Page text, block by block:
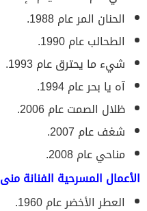
الحنان المر عام 1988.
الطحالب عام 1990.
شيء ما يحترق عام 1993.
آه يا بحر عام 1994.
ظلال الصمت عام 2006.
شغف عام 2007.
مناحي عام 2008.
الأعمال المسرحية الفنانة
العطر الأخضر عام 1960.